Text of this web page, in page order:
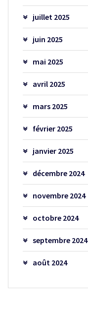
juillet 2025
juin 2025
mai 2025
avril 2025
mars 2025
février 2025
janvier 2025
décembre 2024
novembre 2024
octobre 2024
septembre 2024
août 2024